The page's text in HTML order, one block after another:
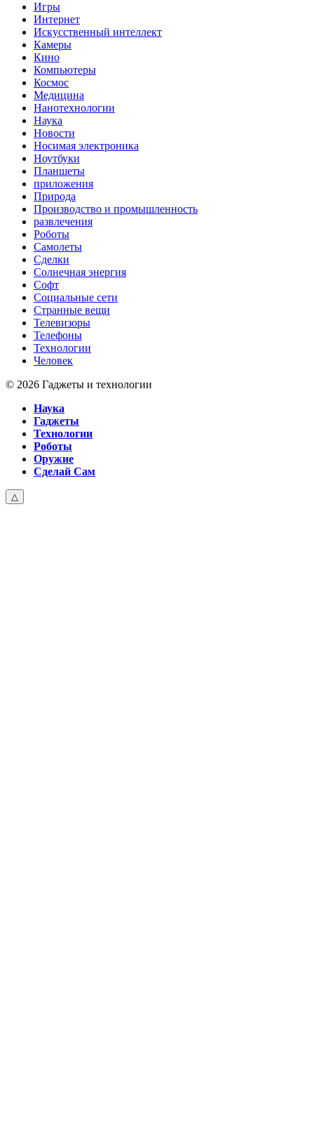
Игры
Интернет
Искусственный интеллект
Камеры
Кино
Компьютеры
Космос
Медицина
Нанотехнологии
Наука
Новости
Носимая электроника
Ноутбуки
Планшеты
приложения
Природа
Производство и промышленность
развлечения
Роботы
Самолеты
Сделки
Солнечная энергия
Софт
Социальные сети
Странные вещи
Телевизоры
Телефоны
Технологии
Человек
© 2026 Гаджеты и технологии
Наука
Гаджеты
Технологии
Роботы
Оружие
Сделай Сам